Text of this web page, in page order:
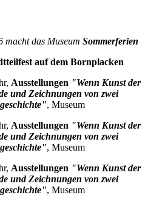
macht das Museum Sommerferien
auf dem Bornplacken
Ausstellungen "Wenn Kunst der
und Zeichnungen von zwei
, Museum
Ausstellungen "Wenn Kunst der
und Zeichnungen von zwei
, Museum
Ausstellungen "Wenn Kunst der
und Zeichnungen von zwei
, Museum